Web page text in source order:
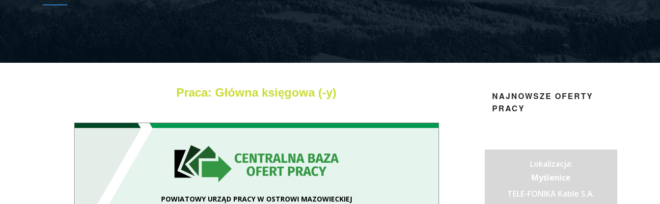
Praca: Główna księgowa (-y)
POWIATOWY URZĄD PRACY W OSTROWI MAZOWIECKIEJ
NAJNOWSZE OFERTY
PRACY
Lokalizacja:
Myślenice
TELE-FONIKA Kable S.A.